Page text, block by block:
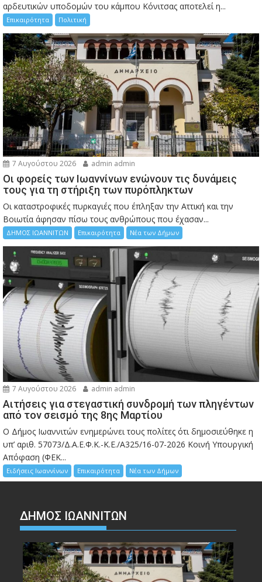
αρδευτικών υποδομών του κάμπου Κόνιτσας αποτελεί η...
Επικαιρότητα Πολιτική
7 Αυγούστου 2026 admin admin
Οι φορείς των Ιωαννίνων ενώνουν τις δυνάμεις
τους για τη στήριξη των πυρόπληκτων
Οι καταστροφικές πυρκαγιές που έπληξαν την Αττική και την
Bοιωτία άφησαν πίσω τους ανθρώπους που έχασαν...
ΔΗΜΟΣ ΙΩΑΝΝΙΤΩΝ Επικαιρότητα Νέα των Δήμων
7 Αυγούστου 2026 admin admin
Αιτήσεις για στεγαστική συνδρομή των πληγέντων
από τον σεισμό της 8ης Μαρτίου
Ο Δήμος Ιωαννιτών ενημερώνει τους πολίτες ότι δημοσιεύθηκε η
υπ’ αριθ. 57073/Δ.Α.Ε.Φ.Κ.-Κ.Ε./Α325/16-07-2026 Κοινή Υπουργική
Απόφαση (ΦΕΚ...
Ειδήσεις Ιωαννίνων Επικαιρότητα Νέα των Δήμων
ΔΗΜΟΣ ΙΩΑΝΝΙΤΩΝ